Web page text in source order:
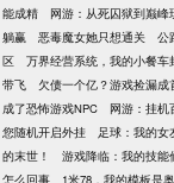
能成精
网游：从死囚狱到巅峰
躺赢
恶毒魔女她只想通关 公
区
万界经营系统，我的小餐车
带飞
欠债一个亿？游戏捡漏成
成了恐怖游戏NPC
网游：挂机
您随机开启外挂
足球：我的女
的末世！
游戏降临：我的技能
怎么回事
1米78，我的模板是